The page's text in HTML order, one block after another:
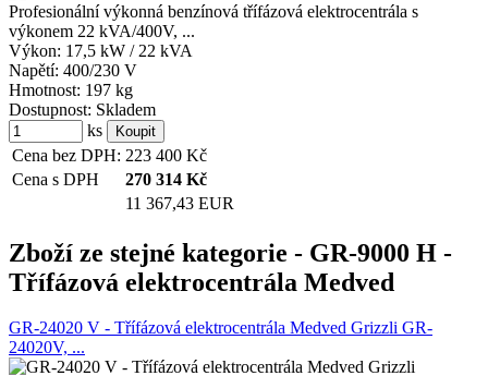
Profesionální výkonná benzínová třífázová elektrocentrála s
výkonem 22 kVA/400V, ...
Výkon: 17,5 kW / 22 kVA
Napětí: 400/230 V
Hmotnost: 197 kg
Dostupnost: Skladem
ks
Cena bez DPH: 223 400 Kč
Cena s DPH
270 314 Kč
11 367,43 EUR
Zboží ze stejné kategorie - GR-9000 H -
Třífázová elektrocentrála Medved
GR-24020 V - Třífázová elektrocentrála Medved Grizzli GR-
24020V, ...